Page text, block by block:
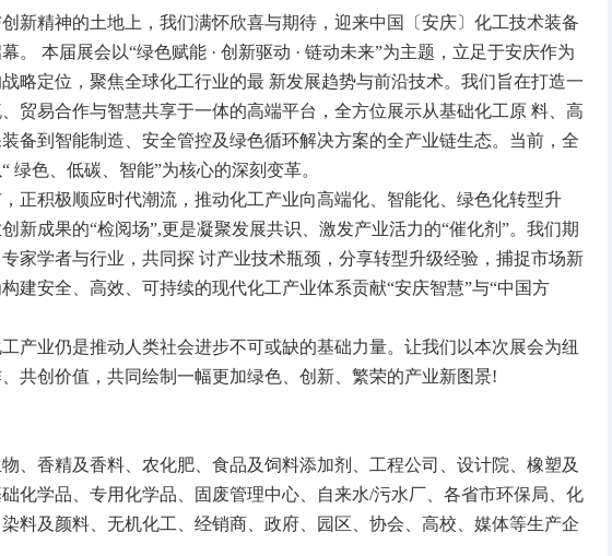
新精神的土地上，我们满怀欣喜与期待，迎来中国〔安庆〕化工技术装备
。 本届展会以“绿色赋能 · 创新驱动 · 链动未来”为主题，立足于安庆作为
略定位，聚焦全球化工行业的最 新发展趋势与前沿技术。我们旨在打造一
贸易合作与智慧共享于一体的高端平台，全方位展示从基础化工原 料、高
备到智能制造、安全管控及绿色循环解决方案的全产业链生态。当前，全
绿色、低碳、智能”为核心的深刻变革。
正积极顺应时代潮流，推动化工产业向高端化、智能化、绿色化转型升
新成果的“检阅场”,更是凝聚发展共识、激发产业活力的“催化剂”。我们期
家学者与行业，共同探 讨产业技术瓶颈，分享转型升级经验，捕捉市场新
建安全、高效、可持续的现代化工产业体系贡献“安庆智慧”与“中国方
产业仍是推动人类社会进步不可或缺的基础力量。让我们以本次展会为纽
共创价值，共同绘制一幅更加绿色、创新、繁荣的产业新图景!
、香精及香料、农化肥、食品及饲料添加剂、工程公司、设计院、橡塑及
化学品、专用化学品、固废管理中心、自来水/污水厂、各省市环保局、化
料及颜料、无机化工、经销商、政府、园区、协会、高校、媒体等生产企